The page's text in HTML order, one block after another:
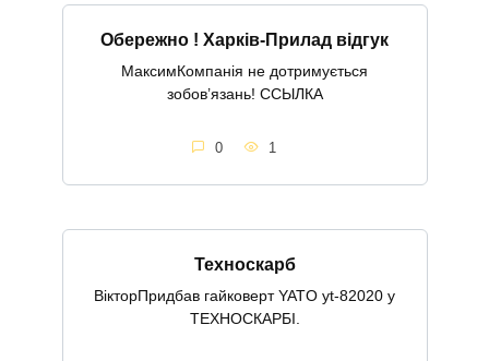
Обережно ! Харків-Прилад відгук
МаксимКомпанія не дотримується
зобов’язань! ССЫЛКА
0 1
Техноскарб
ВікторПридбав гайковерт YATO yt-82020 у
ТЕХНОСКАРБІ.